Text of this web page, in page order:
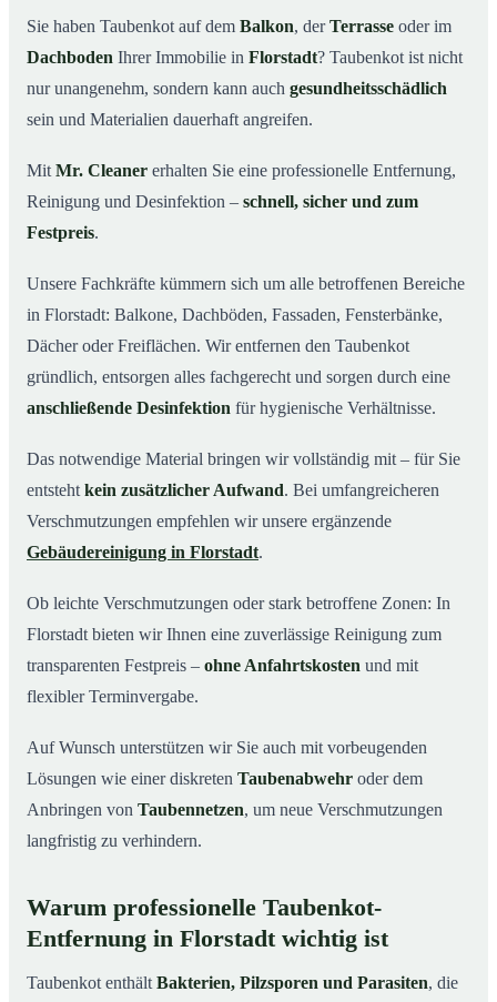
Taubenkot entfernen in Florstadt & Umgebung
05Jetzt Angebot für die Taubenkot-Entfernung in
06So wird Taubenkot in Florstadt professionell entfernt
Sie haben Taubenkot auf dem Balkon, derTerrasse oder im
Dachboden Ihrer Immobilie in Florstadt? Taubenkot ist nicht
nur unangenehm, sondern kann auch gesundheitsschädlich
sein und Materialien dauerhaft angreifen.
Mit Mr. Cleaner erhalten Sie eine professionelle Entfernung,
Reinigung und Desinfektion – schnell, sicher und zum
Festpreis.
Unsere Fachkräfte kümmern sich um alle betroffenen Bereiche
in Florstadt: Balkone, Dachböden, Fassaden, Fensterbänke,
Dächer oder Freiflächen. Wir entfernen den Taubenkot
gründlich, entsorgen alles fachgerecht und sorgen durch eine
anschließende Desinfektion für hygienische Verhältnisse.
Das notwendige Material bringen wir vollständig mit – für Sie
entsteht kein zusätzlicher Aufwand. Bei umfangreicheren
Verschmutzungen empfehlen wir unsere ergänzende
Gebäudereinigung in Florstadt.
Ob leichte Verschmutzungen oder stark betroffene Zonen: In
Florstadt bieten wir Ihnen eine zuverlässige Reinigung zum
transparenten Festpreis – ohne Anfahrtskosten und mit
flexibler Terminvergabe.
Auf Wunsch unterstützen wir Sie auch mit vorbeugenden
Lösungen wie einer diskreten Taubenabwehr oder dem
Anbringen von Taubennetzen, um neue Verschmutzungen
langfristig zu verhindern.
Warum professionelle Taubenkot-
Entfernung in Florstadt wichtig ist
Taubenkot enthält Bakterien, Pilzsporen und Parasiten, die